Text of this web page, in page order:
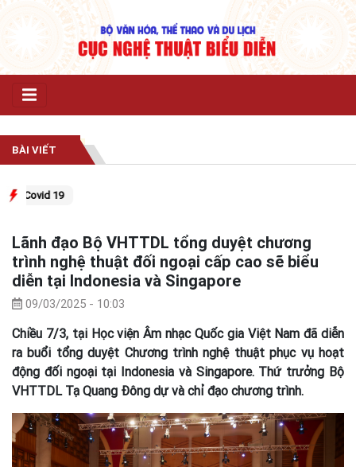
BÀI VIẾT
19
Lãnh đạo Bộ VHTTDL tổng duyệt chương
trình nghệ thuật đối ngoại cấp cao sẽ biểu
diễn tại Indonesia và Singapore
09/03/2025 - 10:03
Chiều 7/3, tại Học viện Âm nhạc Quốc gia Việt Nam đã diễn
ra buổi tổng duyệt Chương trình nghệ thuật phục vụ hoạt
động đối ngoại tại Indonesia và Singapore. Thứ trưởng Bộ
VHTTDL Tạ Quang Đông dự và chỉ đạo chương trình.